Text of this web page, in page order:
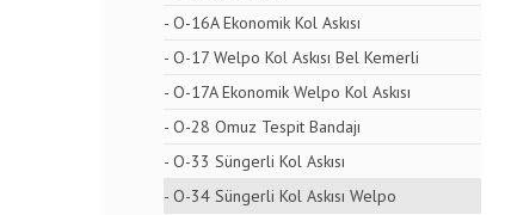
- O-16A Ekonomik Kol Askısı
- O-17 Welpo Kol Askısı Bel Kemerli
- O-17A Ekonomik Welpo Kol Askısı
- O-28 Omuz Tespit Bandajı
- O-33 Süngerli Kol Askısı
- O-34 Süngerli Kol Askısı Welpo